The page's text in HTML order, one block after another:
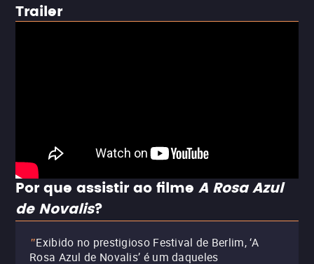
Trailer
Por que assistir ao filme A Rosa Azul
de Novalis?
"Exibido no prestigioso Festival de Berlim, ‘A
Rosa Azul de Novalis’ é um daqueles